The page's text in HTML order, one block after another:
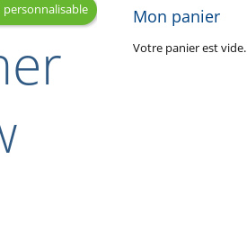
personnalisable Mon panier
Votre panier est vide.